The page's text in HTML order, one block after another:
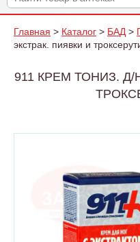
Главная > Каталог > БАД >
экстрак. пиявки и
911 КРЕМ ТОНИЗ.